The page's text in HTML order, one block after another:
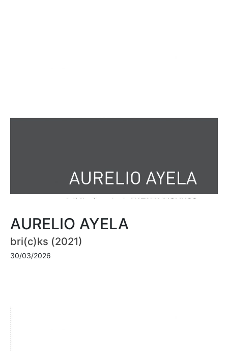
AURELIO AYELA
bri(c)ks (2021)
30/03/2026